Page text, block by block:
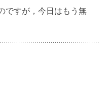
ですが，今日はもう無